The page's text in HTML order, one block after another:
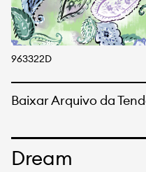
963322D
Baixar Arquivo da
Dream